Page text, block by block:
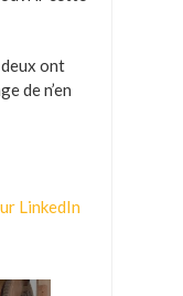
ont
de n’en
LinkedIn